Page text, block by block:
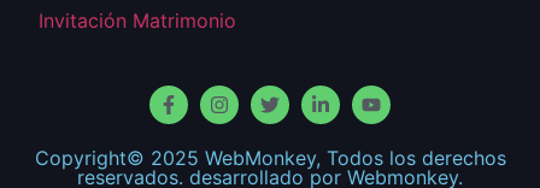
Invitación Matrimonio
Copyright© 2025 WebMonkey, Todos los derechos
reservados. desarrollado por Webmonkey.